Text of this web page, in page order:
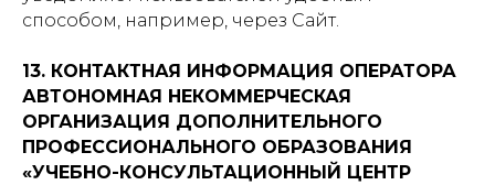
способом, например, через Сайт.
13. КОНТАКТНАЯ ИНФОРМАЦИЯ ОПЕРАТОРА
АВТОНОМНАЯ НЕКОММЕРЧЕСКАЯ
ОРГАНИЗАЦИЯ ДОПОЛНИТЕЛЬНОГО
ПРОФЕССИОНАЛЬНОГО ОБРАЗОВАНИЯ
«УЧЕБНО-КОНСУЛЬТАЦИОННЫЙ ЦЕНТР